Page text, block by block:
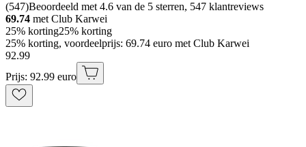
(547)Beoordeeld met 4.6 van de 5 sterren, 547 klantreviews
69.74 met Club Karwei
25% korting25% korting
25% korting, voordeelprijs: 69.74 euro met Club Karwei
92.99
Prijs: 92.99 euro